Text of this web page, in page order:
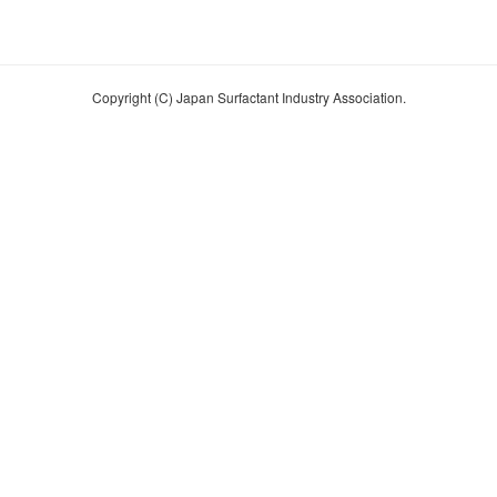
Copyright (C) Japan Surfactant Industry Association.